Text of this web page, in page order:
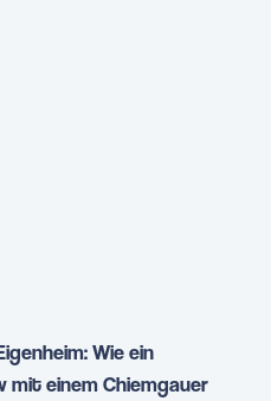
Wie ein
mit einem Chiemgauer